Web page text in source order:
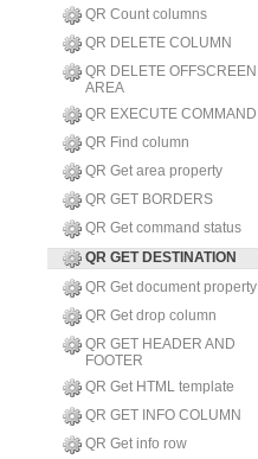
QR Count columns
QR DELETE COLUMN
QR DELETE OFFSCREEN
AREA
QR EXECUTE COMMAND
QR Find column
QR Get area property
QR GET BORDERS
QR Get command status
QR GET DESTINATION
QR Get document property
QR Get drop column
QR GET HEADER AND
FOOTER
QR Get HTML template
QR GET INFO COLUMN
QR Get info row